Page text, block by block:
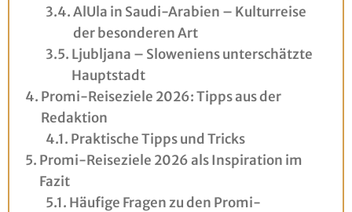
AlUla in Saudi-Arabien – Kulturreise
der besonderen Art
Ljubljana – Sloweniens unterschätzte
Hauptstadt
Promi-Reiseziele 2026: Tipps aus der
Redaktion
Praktische Tipps und Tricks
Promi-Reiseziele 2026 als Inspiration im
Fazit
Häufige Fragen zu den Promi-